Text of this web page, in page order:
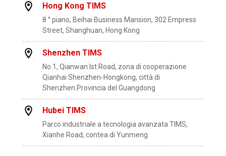
Hong Kong TIMS
8 ° piano, Beihai Business Mansion, 302 Empress
Street, Shanghuan, Hong Kong
Shenzhen TIMS
No.1, Qianwan lst Road, zona di cooperazione
Qianhai Shenzhen-Hongkong, città di
Shenzhen.Provincia del Guangdong
Hubei TIMS
Parco industriale a tecnologia avanzata TIMS,
Xianhe Road, contea di Yunmeng